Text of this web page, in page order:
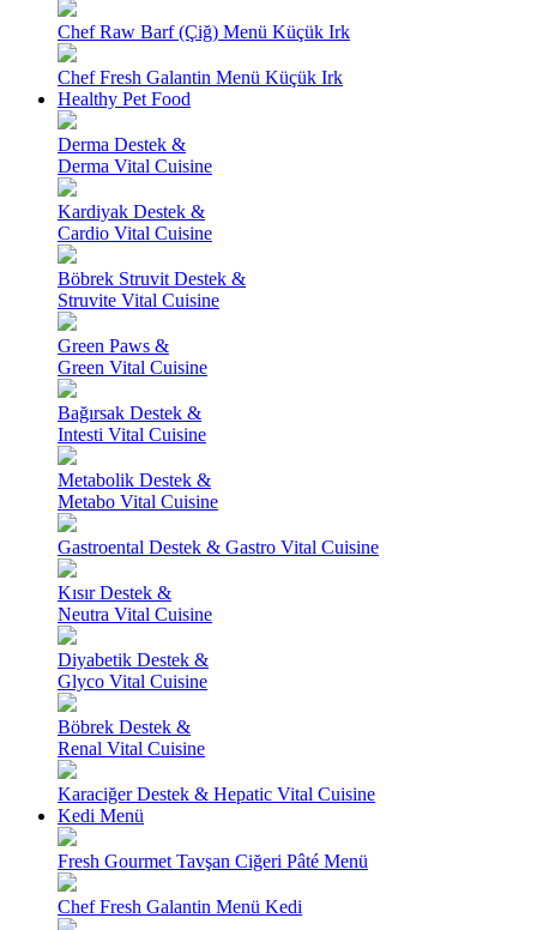
Chef Raw Barf (Çiğ) Menü Küçük Irk
Chef Fresh Galantin Menü Küçük Irk
Healthy Pet Food
Derma Destek &
Derma Vital Cuisine
Kardiyak Destek &
Cardio Vital Cuisine
Böbrek Struvit Destek &
Struvite Vital Cuisine
Green Paws &
Green Vital Cuisine
Bağırsak Destek &
Intesti Vital Cuisine
Metabolik Destek &
Metabo Vital Cuisine
Gastroental Destek & Gastro Vital Cuisine
Kısır Destek &
Neutra Vital Cuisine
Diyabetik Destek &
Glyco Vital Cuisine
Böbrek Destek &
Renal Vital Cuisine
Karaciğer Destek & Hepatic Vital Cuisine
Kedi Menü
Fresh Gourmet Tavşan Ciğeri Pâté Menü
Chef Fresh Galantin Menü Kedi